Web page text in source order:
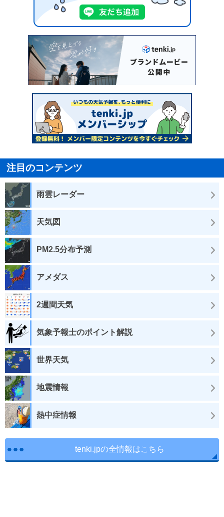
注目のコンテンツ
雨雲レーダー
天気図
PM2.5分布予測
アメダス
2週間天気
気象予報士のポイント解説
世界天気
地震情報
熱中症情報
tenki.jpの全情報はこちら